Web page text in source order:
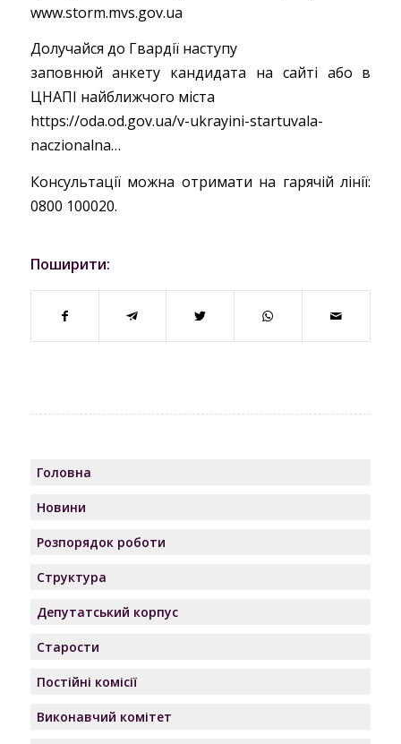
www.storm.mvs.gov.ua
Долучайся до Гвардії наступу
заповнюй анкету кандидата на сайті або в
ЦНАПІ найближчого міста
https://oda.od.gov.ua/v-ukrayini-startuvala-
naczionalna…
Консультації можна отримати на гарячій лінії:
0800 100020.
Поширити:
Головна
Новини
Розпорядок роботи
Структура
Депутатський корпус
Старости
Постійні комісії
Виконавчий комітет